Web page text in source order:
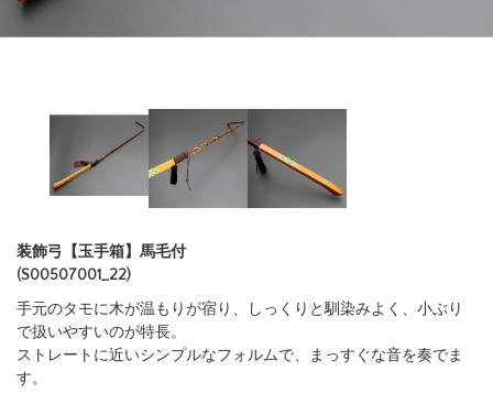
装飾弓【玉手箱】馬毛付
(S00507001_22)
手元のタモに木が温もりが宿り、しっくりと馴染みよく、小ぶり
で扱いやすいのが特長。
ストレートに近いシンプルなフォルムで、まっすぐな音を奏でま
す。